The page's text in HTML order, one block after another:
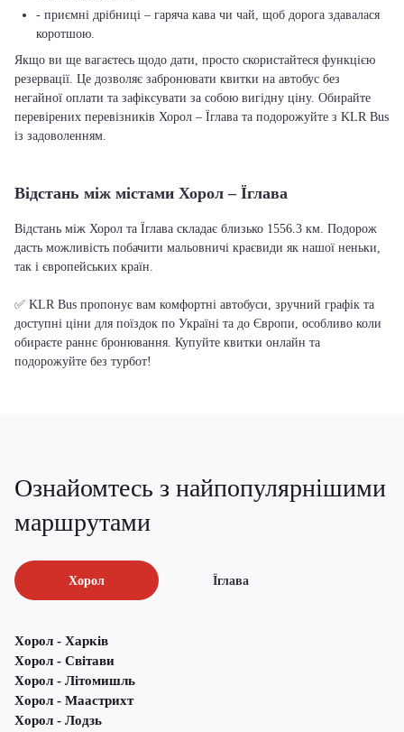
- приємні дрібниці – гаряча кава чи чай, щоб дорога здавалася
коротшою.
Якщо ви ще вагаєтесь щодо дати, просто скористайтеся функцією
резервації. Це дозволяє забронювати квитки на автобус без
негайної оплати та зафіксувати за собою вигідну ціну. Обирайте
перевірених перевізників Хорол – Їглава та подорожуйте з KLR Bus
із задоволенням.
Відстань між містами Хорол – Їглава
Відстань між Хорол та Їглава складає близько 1556.3 км. Подорож
дасть можливість побачити мальовничі краєвиди як нашої неньки,
так і європейських країн.
✅ KLR Bus пропонує вам комфортні автобуси, зручний графік та
доступні ціни для поїздок по Україні та до Європи, особливо коли
обираєте раннє бронювання. Купуйте квитки онлайн та
подорожуйте без турбот!
Ознайомтесь з найпопулярнішими
маршрутами
Хорол Їглава
Хорол - Харків
Хорол - Світави
Хорол - Літомишль
Хорол - Маастрихт
Хорол - Лодзь